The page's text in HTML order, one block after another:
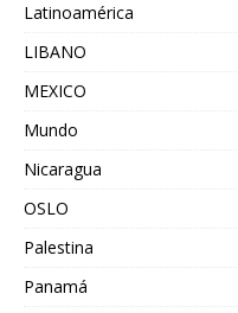
Latinoamérica
LIBANO
MEXICO
Mundo
Nicaragua
OSLO
Palestina
Panamá